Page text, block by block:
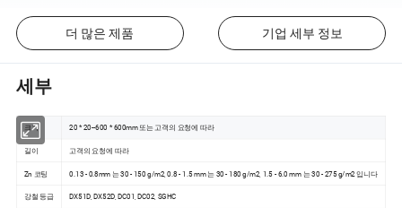
더 많은 제품 기업 세부 정보
세부
크기 20 * 20--600 * 600mm 또는 고객의 요청에 따라
길이 고객의 요청에 따라
Zn 코팅 0.13 - 0.8mm 는 30 - 150 g/m2, 0.8 - 1.5 mm 는 30 - 180 g/m2, 1.5 - 6.0 mm 는 30 - 275 g/m2 입니다
강철 등급 DX51D, DX52D, DC01, DC02, SGHC